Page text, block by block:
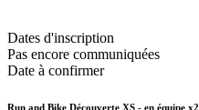
Dates d'inscription
Pas encore communiquées
Date à confirmer
Run and Bike Découverte XS - en équipe x2